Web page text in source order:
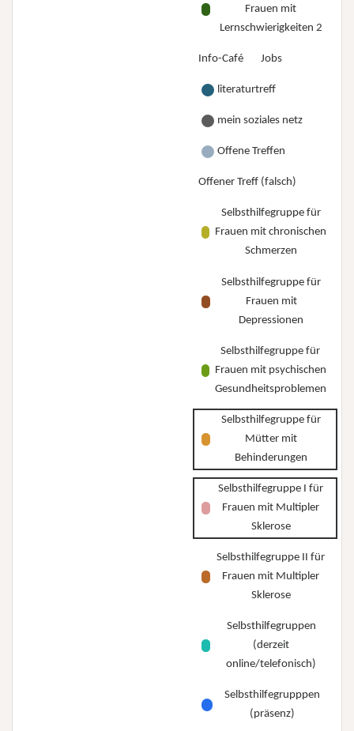
Frauen mit
Lernschwierigkeiten 2
Info-Café Jobs
literaturtreff
mein soziales netz
Offene Treffen
Offener Treff (falsch)
Selbsthilfegruppe für
Frauen mit chronischen
Schmerzen
Selbsthilfegruppe für
Frauen mit
Depressionen
Selbsthilfegruppe für
Frauen mit psychischen
Gesundheitsproblemen
Selbsthilfegruppe für
Mütter mit
Behinderungen
Selbsthilfegruppe I für
Frauen mit Multipler
Sklerose
Selbsthilfegruppe II für
Frauen mit Multipler
Sklerose
Selbsthilfegruppen
(derzeit
online/telefonisch)
Selbsthilfegrupppen
(präsenz)